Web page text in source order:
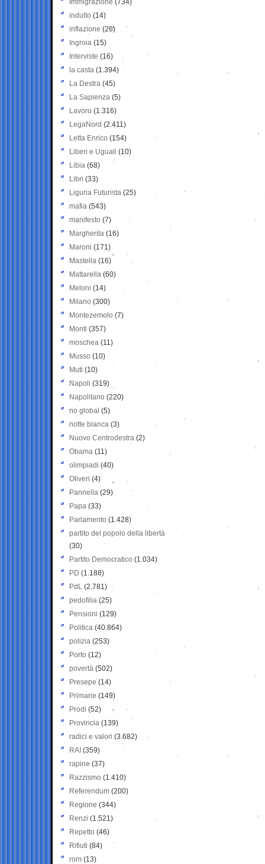
Immigrazione (734)
indulto (14)
inflazione (26)
Ingroia (15)
Interviste (16)
la casta (1.394)
La Destra (45)
La Sapienza (5)
Lavoro (1.316)
LegaNord (2.411)
Letta Enrico (154)
Liberi e Uguali (10)
Libia (68)
Libri (33)
Liguria Futurista (25)
mafia (543)
manifesto (7)
Margherita (16)
Maroni (171)
Mastella (16)
Mattarella (60)
Meloni (14)
Milano (300)
Montezemolo (7)
Monti (357)
moschea (11)
Musso (10)
Muti (10)
Napoli (319)
Napolitano (220)
no global (5)
notte bianca (3)
Nuovo Centrodestra (2)
Obama (11)
olimpiadi (40)
Oliveri (4)
Pannella (29)
Papa (33)
Parlamento (1.428)
partito del popolo della libertà
(30)
Partito Democratico (1.034)
PD (1.188)
PdL (2.781)
pedofilia (25)
Pensioni (129)
Politica (40.864)
polizia (253)
Porto (12)
povertà (502)
Presepe (14)
Primarie (149)
Prodi (52)
Provincia (139)
radici e valori (3.682)
RAI (359)
rapine (37)
Razzismo (1.410)
Referendum (200)
Regione (344)
Renzi (1.521)
Repetto (46)
Rifiuti (84)
rom (13)